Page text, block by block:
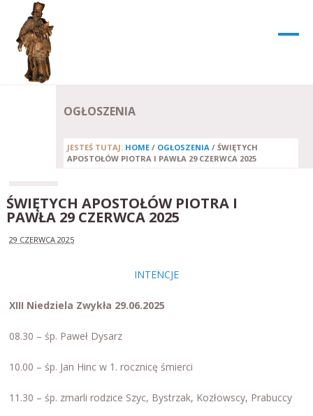
OGŁOSZENIA
JESTEŚ TUTAJ: HOME / OGŁOSZENIA /ŚWIĘTYCH
APOSTOŁÓW PIOTRA I PAWŁA 29 CZERWCA 2025
ŚWIĘTYCH APOSTOŁÓW PIOTRA I
PAWŁA 29 CZERWCA 2025
29 CZERWCA 2025
INTENCJE
XIII Niedziela Zwykła 29.06.2025
08.30 – śp. Paweł Dysarz
10.00 – śp. Jan Hinc w 1. rocznicę śmierci
11.30 – śp. zmarli rodzice Szyc, Bystrzak, Kozłowscy, Prabuccy